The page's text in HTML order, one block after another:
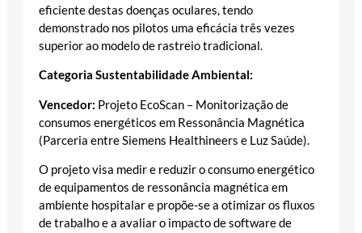
eficiente destas doenças oculares, tendo
demonstrado nos pilotos uma eficácia três vezes
superior ao modelo de rastreio tradicional.
Categoria Sustentabilidade Ambiental:
Vencedor: Projeto EcoScan – Monitorização de
consumos energéticos em Ressonância Magnética
(Parceria entre Siemens Healthineers e Luz Saúde).
O projeto visa medir e reduzir o consumo energético
de equipamentos de ressonância magnética em
ambiente hospitalar e propõe-se a otimizar os fluxos
de trabalho e a avaliar o impacto de software de